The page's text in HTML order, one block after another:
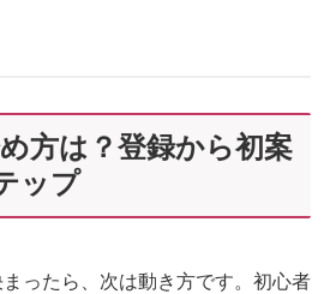
方は？登録から初案
ップ
まったら、次は動き方です。初心者